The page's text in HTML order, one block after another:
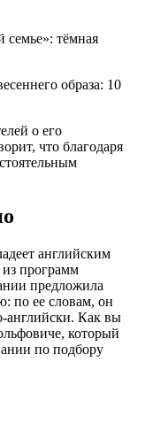
семье»: тёмная
образа: 10
о его
что благодаря
английским
из программ
предложила
по ее словам, он
английски. Как вы
который
по подбору